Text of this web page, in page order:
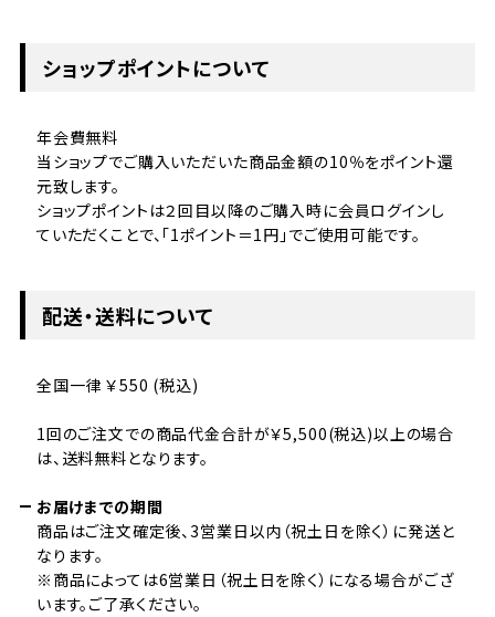
ショップポイントについて
年会費無料
当ショップでご購入いただいた商品金額の10％をポイント還
元致します。
ショップポイントは２回目以降のご購入時に会員ログインし
ていただくことで、「1ポイント＝1円」でご使用可能です。
配送・送料について
全国一律 ￥550 (税込)
1回のご注文での商品代金合計が￥5,500(税込)以上の場合
は、送料無料となります。
お届けまでの期間
商品はご注文確定後、3営業日以内（祝土日を除く）に発送と
なります。
※商品によっては6営業日（祝土日を除く）になる場合がござ
います。ご了承ください。